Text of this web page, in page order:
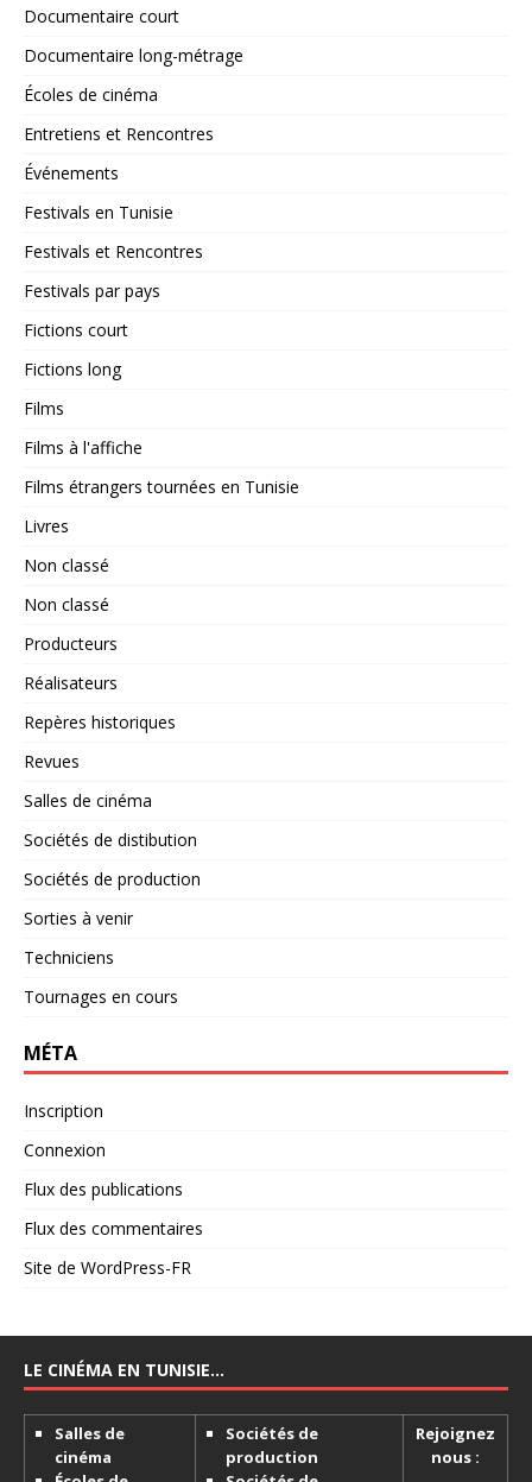
Documentaire court
Documentaire long-métrage
Écoles de cinéma
Entretiens et Rencontres
Événements
Festivals en Tunisie
Festivals et Rencontres
Festivals par pays
Fictions court
Fictions long
Films
Films à l'affiche
Films étrangers tournées en Tunisie
Livres
Non classé
Non classé
Producteurs
Réalisateurs
Repères historiques
Revues
Salles de cinéma
Sociétés de distibution
Sociétés de production
Sorties à venir
Techniciens
Tournages en cours
MÉTA
Inscription
Connexion
Flux des publications
Flux des commentaires
Site de WordPress-FR
LE CINÉMA EN TUNISIE…
Salles de
cinéma
Sociétés de
production
Rejoignez
nous :